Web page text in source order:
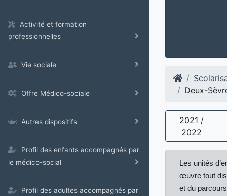
Activité et formation
professionnelles
Vie sociale
Offre Médico-sociale
Autres dispositifs
Profil des enfants accompagnés par
le médico-social
Profil des adultes accompagnés par
Deux-
2021 /
2022
Les unités
œuvre tout
et du